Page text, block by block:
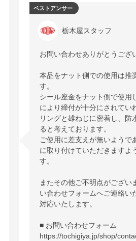
栃木屋スタッフ
お問い合わせありがとうござ
本品をナット側での使用は推
す。
シール座金をナット側で使用
により締付が十分にされてい
リングと雄ねじに密着し、防
ると考えております。
ご使用に差支えが無いようで
に取り付けていただきますよ
す。
またその他ご不明点がござい
い合わせフォームへご連絡い
対応いたします。
https://tochigiya.jp/shop/
ベストアンサー